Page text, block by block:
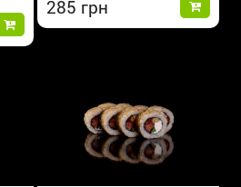
285